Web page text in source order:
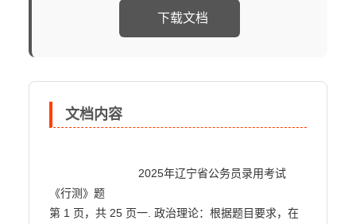
下载文档
文档内容